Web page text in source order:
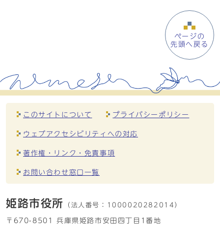
ページの
先頭へ戻る
このサイトについて プライバシーポリシー
ウェブアクセシビリティへの対応
著作権・リンク・免責事項
お問い合わせ窓口一覧
姫路市役所 （法人番号： 1000020282014）
〒670-8501 兵庫県姫路市安田四丁目1番地